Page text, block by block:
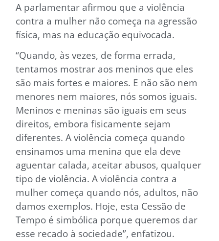
A parlamentar afirmou que a violência
contra a mulher não começa na agressão
física, mas na educação equivocada.
“Quando, às vezes, de forma errada,
tentamos mostrar aos meninos que eles
são mais fortes e maiores. E não são nem
menores nem maiores, nós somos iguais.
Meninos e meninas são iguais em seus
direitos, embora fisicamente sejam
diferentes. A violência começa quando
ensinamos uma menina que ela deve
aguentar calada, aceitar abusos, qualquer
tipo de violência. A violência contra a
mulher começa quando nós, adultos, não
damos exemplos. Hoje, esta Cessão de
Tempo é simbólica porque queremos dar
esse recado à sociedade”, enfatizou.